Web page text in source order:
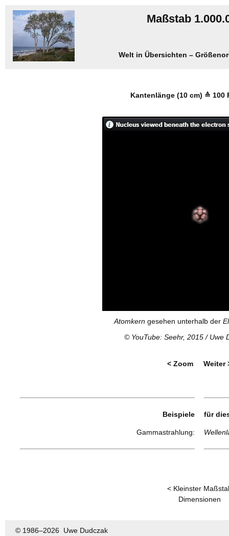
Maßstab
Welt in Übersichten –
Kantenlänge (10 cm) ≙ 100
Atomkern gesehen unterhalb der
© YouTube: Seehr, 2015/ Uwe
< Zoom Weiter
Beispiele für
Gammastrahlung:
< Kleinster
Dimensionen
© 1986–2026 Uwe Dudczak